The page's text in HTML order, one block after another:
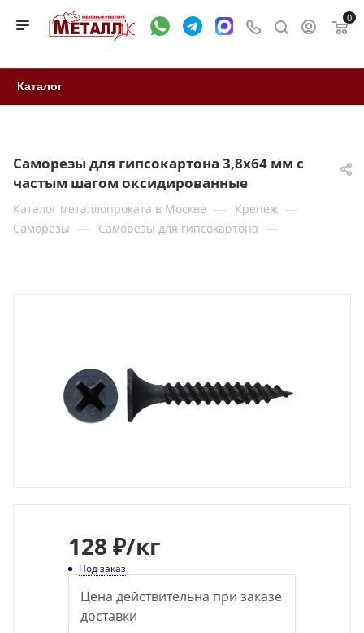
0
Каталог
Саморезы для гипсокартона 3,8x64 мм с
частым шагом оксидированные
Каталог металлопроката в Москве — Крепеж —
Саморезы — Саморезы для гипсокартона —
128 ₽/кг
Под заказ
Цена действительна при заказе
доставки